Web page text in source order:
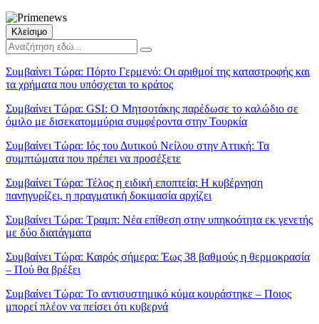
Κλείσιμο
Συμβαίνει Τώρα: Πόρτο Γερμενό: Οι αριθμοί της καταστροφής και
τα χρήματα που υπόσχεται το κράτος
Συμβαίνει Τώρα: GSI: Ο Μητσοτάκης παρέδωσε το καλώδιο σε
όμιλο με δισεκατομμύρια συμφέροντα στην Τουρκία
Συμβαίνει Τώρα: Ιός του Δυτικού Νείλου στην Αττική: Τα
συμπτώματα που πρέπει να προσέξετε
Συμβαίνει Τώρα: Τέλος η ειδική εποπτεία; Η κυβέρνηση
πανηγυρίζει, η πραγματική δοκιμασία αρχίζει
Συμβαίνει Τώρα: Τραμπ: Νέα επίθεση στην υπηκοότητα εκ γενετής
με δύο διατάγματα
Συμβαίνει Τώρα: Καιρός σήμερα: Έως 38 βαθμούς η θερμοκρασία
– Πού θα βρέξει
Συμβαίνει Τώρα: Το αντισυστημικό κύμα κουράστηκε – Ποιος
μπορεί πλέον να πείσει ότι κυβερνά